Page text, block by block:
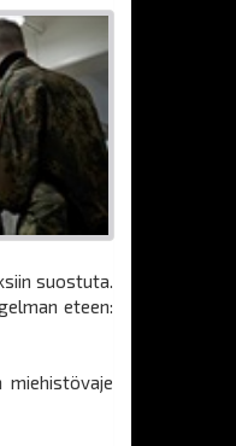
suostuta.
eteen:
miehistövaje